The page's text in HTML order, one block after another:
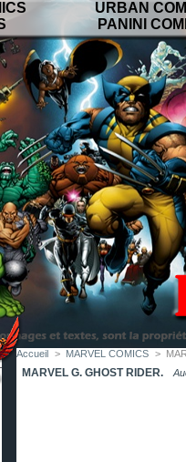
URBAN
PANINI
Accueil > MARVEL COMICS >
MARVEL G. GHOST RIDER.